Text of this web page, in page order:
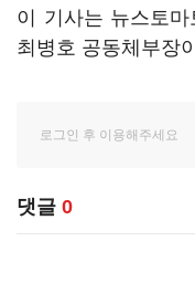
이 기사는 뉴스토
최병호 공동체부장
댓글 0